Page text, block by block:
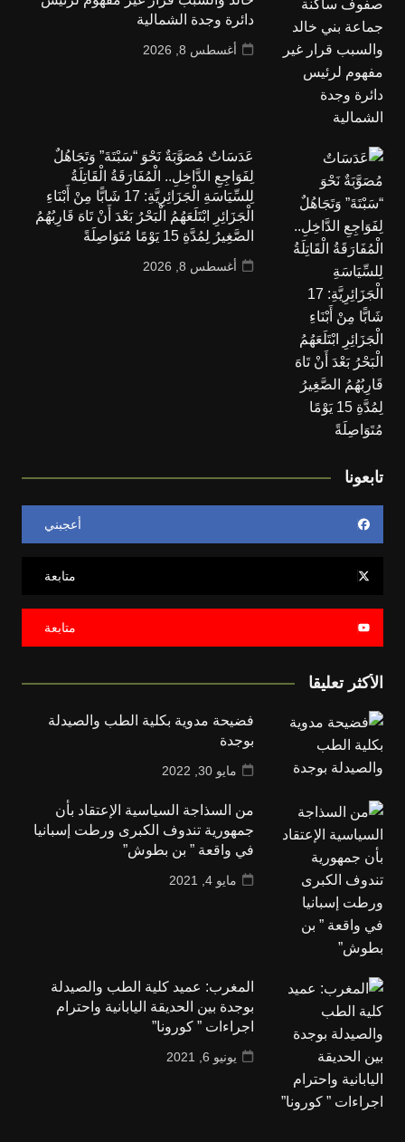
دائرة وجدة الشمالية
أغسطس 8, 2026
عَدَسَاتٌ مُصَوَّبَةٌ نَحْوَ “سَبْتَةَ” وَتَجَاهُلٌ
لِفَوَاجِعِ الدَّاخِلِ.. الْمُفَارَقَةُ الْقَاتِلَةُ
لِلسِّيَاسَةِ الْجَزَائِرِيَّةِ: 17 شَابًّا مِنْ أَبْنَاءِ
الْجَزَائِرِ ابْتَلَعَهُمُ الْبَحْرُ بَعْدَ أَنْ تَاهَ قَارِبُهُمُ
الصَّغِيرُ لِمُدَّةِ 15 يَوْمًا مُتَوَاصِلَةً
أغسطس 8, 2026
تابعونا
أعجبني
متابعة
متابعة
الأكثر تعليقا
فضيحة مدوية بكلية الطب والصيدلة
بوجدة
مايو 30, 2022
من السذاجة السياسية الإعتقاد بأن
جمهورية تندوف الكبرى ورطت إسبانيا
في واقعة ” بن بطوش”
مايو 4, 2021
المغرب: عميد كلية الطب والصيدلة
بوجدة بين الحديقة اليابانية واحترام
اجراءات ” كورونا”
يونيو 6, 2021